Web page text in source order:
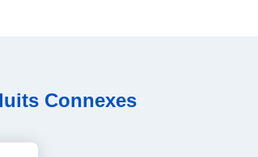
Connexes